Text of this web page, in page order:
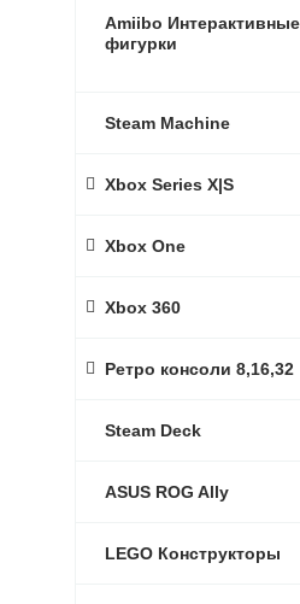
Amiibo Интерактивные
фигурки
Steam Machine
Xbox Series X|S
Xbox One
Xbox 360
Ретро консоли 8,16,32
Steam Deck
ASUS ROG Ally
LEGO Конструкторы